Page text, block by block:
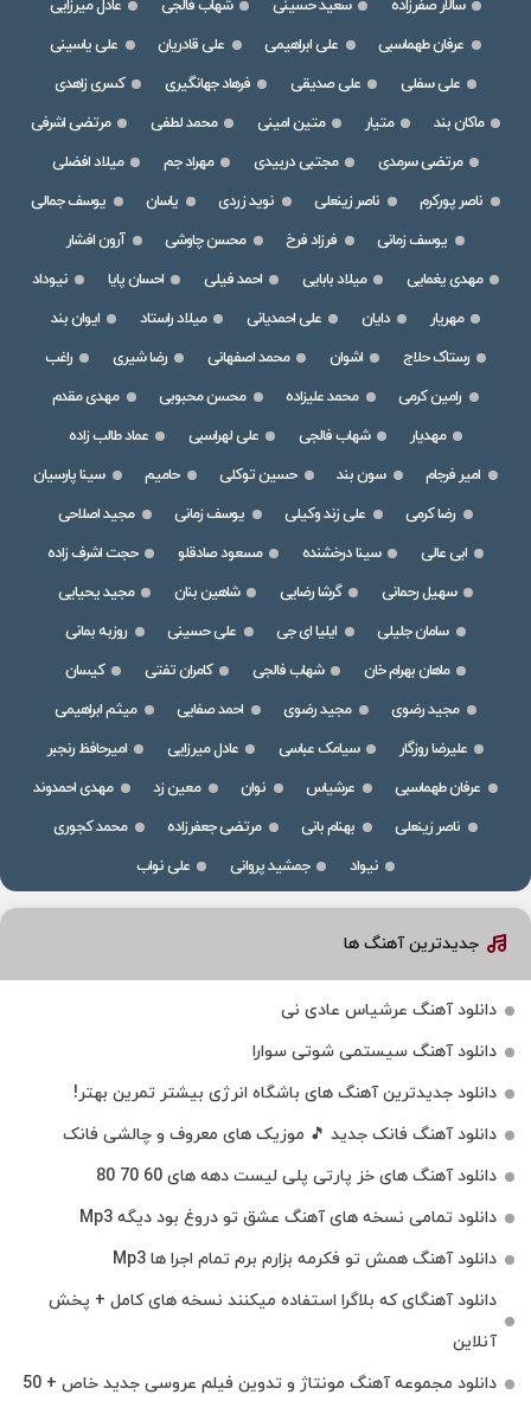
سالار صفرزاده سعید حسینی شهاب فالجی
عادل میرزایی
عرفان طهماسبی
علی ابراهیمی علی قادریان
علی یاسینی
علی سفلی
علی صدیقی فرهاد جهانگیری
کسری زاهدی
ماکان بند
متیار متین امینی محمد لطفی
مرتضی اشرفی
مرتضی سرمدی
مجتبی دربیدی مهراد جم
میلاد افضلی
ناصر پورکرم
ناصر زینعلی نوید زردی یاسان
یوسف جمالی
یوسف زمانی
فرزاد فرخ محسن چاوشی
آرون افشار
مهدی یغمایی
میلاد بابایی احمد فیلی احسان پایا
نیوداد
مهریار
دایان علی احمدیانی میلاد راستاد
ایوان بند
رستاک حلاج
اشوان محمد اصفهانی رضا شیری
راغب
رامین کرمی
محمد علیزاده محسن محبوبی
مهدی مقدم
مهدیار
شهاب فالجی علی لهراسبی
عماد طالب زاده
امیر فرجام
سون بند حسین توکلی حامیم
سینا پارسیان
رضا کرمی
علی زند وکیلی یوسف زمانی
مجید اصلاحی
ابی عالی
سینا درخشنده مسعود صادقلو
حجت اشرف زاده
سهیل رحمانی
گرشا رضایی شاهین بنان
مجید یحیایی
سامان جلیلی
ایلیا ای جی علی حسینی
روزبه بمانی
ماهان بهرام خان
شهاب فالجی کامران تفتی
کیسان
مجید رضوی
مجید رضوی احمد صفایی
میثم ابراهیمی
علیرضا روزگار
سیامک عباسی عادل میرزایی
امیرحافظ رنجبر
عرفان طهماسبی
عرشیاس نوان معین زد
مهدی احمدوند
ناصر زینعلی
بهنام بانی مرتضی جعفرزاده
محمد کجوری
نیواد
جمشید پروانی علی نواب
جدیدترین آهنگ ها
دانلود آهنگ عرشیاس عادی نی
دانلود آهنگ سیستمی شوتی سوارا
دانلود جدیدترین آهنگ‌ های باشگاه انرژی بیشتر تمرین بهتر!
دانلود آهنگ فانک جدید 🎵 موزیک‌ های معروف و چالشی فانک
دانلود آهنگ های خز پارتی پلی لیست دهه های 60 70 80
دانلود تمامی نسخه های آهنگ عشق تو دروغ بود دیگه Mp3
دانلود آهنگ همش تو فکرمه بزارم برم تمام اجرا ها Mp3
دانلود آهنگای که بلاگرا استفاده میکنند نسخه های کامل + پخش
آنلاین
دانلود مجموعه آهنگ مونتاژ و تدوین فیلم عروسی جدید خاص + 50